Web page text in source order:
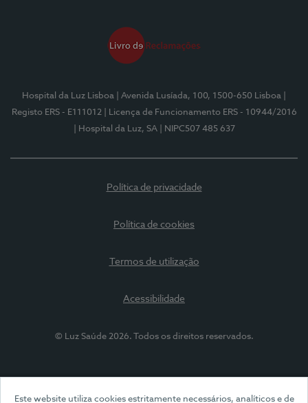
Este website utiliza cookies estritamente necessários, analíticos e de
Hospital da Luz Lisboa | Avenida Lusíada, 100, 1500-650 Lisboa
Registo ERS - E111012
| Licença de Funcionamento ERS - 10944/2016
| Hospital da Luz, SA
| NIPC507 485 637
Política de privacidade
Política de cookies
Termos de utilização
Acessibilidade
© Luz Saúde 2026. Todos os direitos reservados.